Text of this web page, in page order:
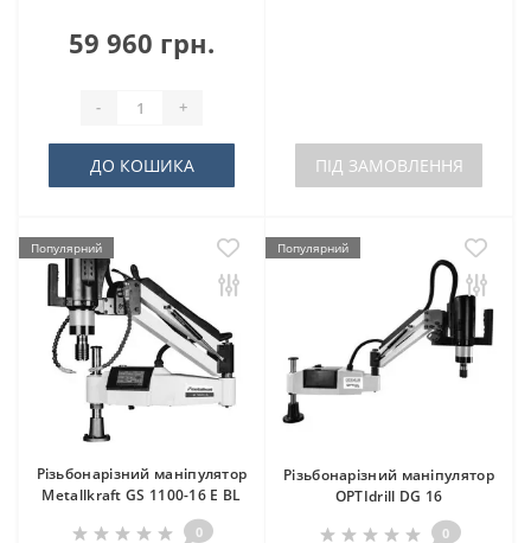
59 960 грн.
- +
ДО КОШИКА ПІД ЗАМОВЛЕННЯ
Популярний
Різьбонарізний маніпулятор
Metallkraft GS 1100-16 E BL
0
Популярний
Різьбонарізний маніпулятор
OPTIdrill DG 16
0